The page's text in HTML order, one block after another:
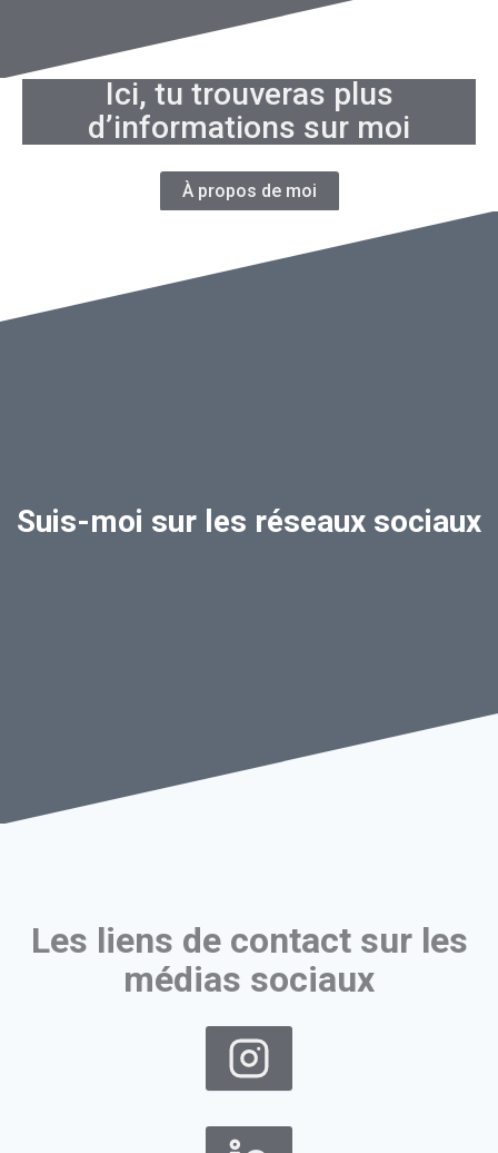
Ici, tu trouveras plus
d’informations sur moi
À propos de moi
Suis-moi sur les réseaux sociaux
Les liens de contact sur les
médias sociaux